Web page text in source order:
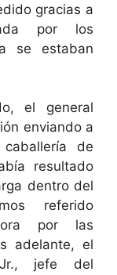
gracias a
por los
se estaban
el general
enviando a
de
resultado
dentro del
referido
por las
adelante, el
Jr., jefe del